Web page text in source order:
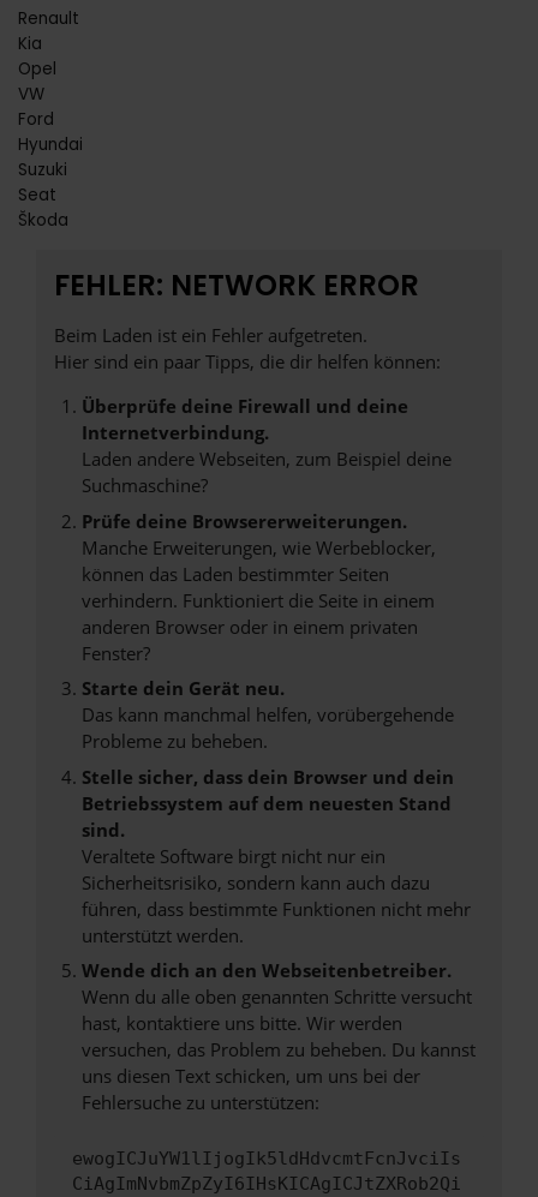
Renault
Kia
Opel
VW
Ford
Hyundai
Suzuki
Seat
Škoda
FEHLER: NETWORK ERROR
Beim Laden ist ein Fehler aufgetreten.
Hier sind ein paar Tipps, die dir helfen können:
Überprüfe deine Firewall und deine
Internetverbindung.
Laden andere Webseiten, zum Beispiel deine
Suchmaschine?
Prüfe deine Browsererweiterungen.
Manche Erweiterungen, wie Werbeblocker,
können das Laden bestimmter Seiten
verhindern. Funktioniert die Seite in einem
anderen Browser oder in einem privaten
Fenster?
Starte dein Gerät neu.
Das kann manchmal helfen, vorübergehende
Probleme zu beheben.
Stelle sicher, dass dein Browser und dein
Betriebssystem auf dem neuesten Stand
sind.
Veraltete Software birgt nicht nur ein
Sicherheitsrisiko, sondern kann auch dazu
führen, dass bestimmte Funktionen nicht mehr
unterstützt werden.
Wende dich an den Webseitenbetreiber.
Wenn du alle oben genannten Schritte versucht
hast, kontaktiere uns bitte. Wir werden
versuchen, das Problem zu beheben. Du kannst
uns diesen Text schicken, um uns bei der
Fehlersuche zu unterstützen:
ewogICJuYW1lIjogIk5ldHdvcmtFcnJvciIs
CiAgImNvbmZpZyI6IHsKICAgICJtZXRob2Qi